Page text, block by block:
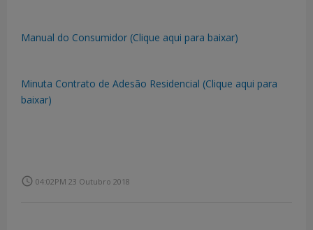
Manual do Consumidor (Clique aqui para baixar)
Minuta Contrato de Adesão Residencial (Clique aqui para
baixar)
access_time 04:02PM 23 Outubro 2018